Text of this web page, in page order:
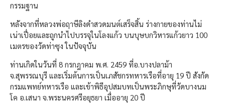
กรรมฐาน
หลังจากที่หลวงพ่อฤาษีลิงดำสวดมนต์เสร็จสิ้น ร่างกายของท่านไม่
เน่าเปื่อยและถูกนำไปบรรจุในโลงแก้ว บนบุษบกวิหารแก้วยาว 100
เมตรของวัดท่าซุง ในปัจจุบัน
ท่านเกิดในวันที่ 8 กรกฎาคม พ.ศ. 2459 ที่อ.บางปลาม้า
จ.สุพรรณบุรี และเริ่มต้นการเป็นเภสัชกรทหารเรือที่อายุ 19 ปี สังกัด
กรมแพทย์ทหารเรือ และเข้าพิธีอุปสมบทเป็นพระภิกษุที่วัดบางนม
โค อ.เสนา จ.พระนครศรีอยุธยา เมื่ออายุ 20 ปี